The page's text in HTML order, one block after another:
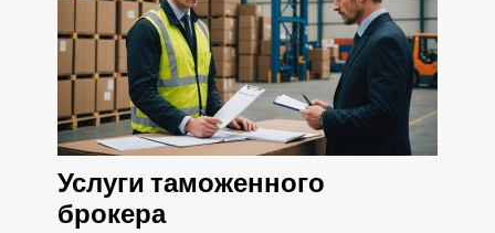
Услуги таможенного
брокера